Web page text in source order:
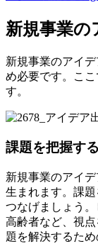
新規事業の
新規事業のアイ
め必要です。こ
す。
課題を把握する
新規事業のアイ
生まれます。課
つなげましょう
高齢者など、視
題を解決するた